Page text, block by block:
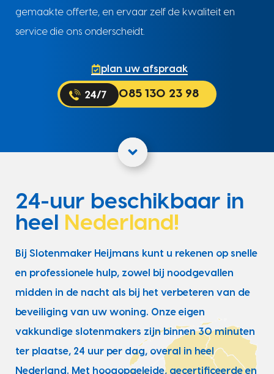
gemaakte offerte, en ervaar zelf de kwaliteit en
service die ons onderscheidt.
plan uw afspraak
085 130 23 98
24-uur beschikbaar in
heel
Nederland!
Bij Slotenmaker Heijmans kunt u rekenen op snelle
en professionele hulp, zowel bij noodgevallen
midden in de nacht als bij het verbeteren van de
beveiliging van uw woning. Onze eigen
vakkundige slotenmakers zijn binnen 30 minuten
ter plaatse, 24 uur per dag, overal in heel
Nederland. Met hoogopgeleide, gecertificeerde en